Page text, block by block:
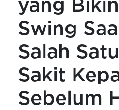
yang
Swing
Salah
Sakit
Sebelum